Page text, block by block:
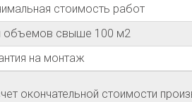
стоимость работ
объемов свыше 100 м2
на монтаж
окончательной стоимости